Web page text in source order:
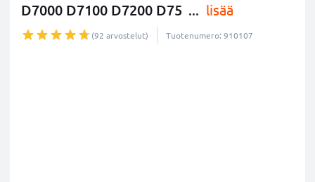
D7000 D7100 D7200 D75 ... lisää
(92 arvostelut) Tuotenumero: 910107